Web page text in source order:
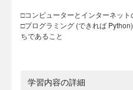
□コンピューターとインターネッ
□プログラミング (できれば
ちであること
学習内容の詳細